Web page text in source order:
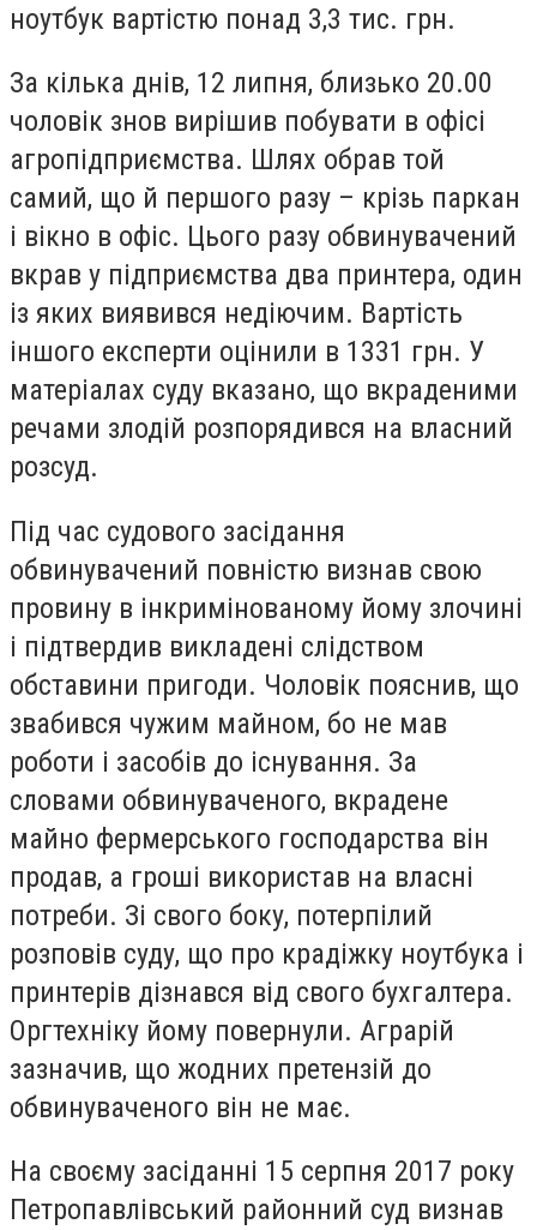
ноутбук вартістю понад 3,3 тис. грн.
За кілька днів, 12 липня, близько 20.00
чоловік знов вирішив побувати в офісі
агропідприємства. Шлях обрав той
самий, що й першого разу – крізь паркан
і вікно в офіс. Цього разу обвинувачений
вкрав у підприємства два принтера, один
із яких виявився недіючим. Вартість
іншого експерти оцінили в 1331 грн. У
матеріалах суду вказано, що вкраденими
речами злодій розпорядився на власний
розсуд.
Під час судового засідання
обвинувачений повністю визнав свою
провину в інкримінованому йому злочині
і підтвердив викладені слідством
обставини пригоди. Чоловік пояснив, що
звабився чужим майном, бо не мав
роботи і засобів до існування. За
словами обвинуваченого, вкрадене
майно фермерського господарства він
продав, а гроші використав на власні
потреби. Зі свого боку, потерпілий
розповів суду, що про крадіжку ноутбука і
принтерів дізнався від свого бухгалтера.
Оргтехніку йому повернули. Аграрій
зазначив, що жодних претензій до
обвинуваченого він не має.
На своєму засіданні 15 серпня 2017 року
Петропавлівський районний суд визнав